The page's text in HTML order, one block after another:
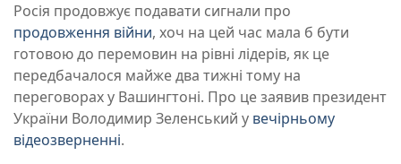
Росія продовжує подавати сигнали про
продовження війни, хоч на цей час мала б бути
готовою до перемовин на рівні лідерів, як це
передбачалося майже два тижні тому на
переговорах у Вашингтоні. Про це заявив президент
України Володимир Зеленський у вечірньому
відеозверненні.